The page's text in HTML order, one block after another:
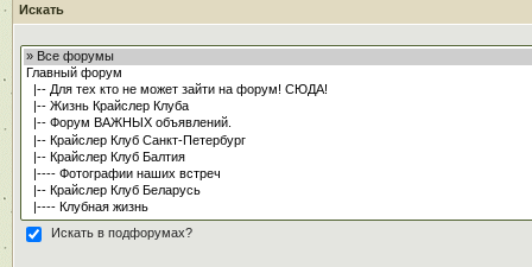
Искать
Искать в подфорумах?